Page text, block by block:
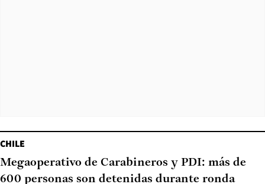
CHILE
Megaoperativo de Carabineros y PDI: más de
600 personas son detenidas durante ronda